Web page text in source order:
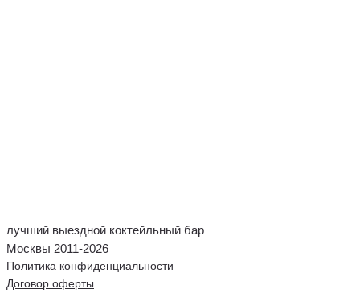
лучший выездной коктейльный бар
Москвы 2011-2026
Политика конфиденциальности
Договор оферты